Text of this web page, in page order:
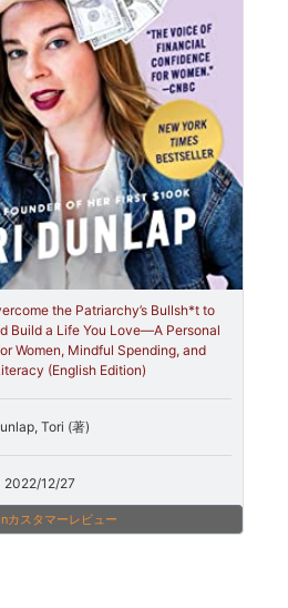
the Patriarchy’s Bullsh*t to
Build a Life You Love—A Personal
Women, Mindful Spending, and
(English Edition)
Tori (著)
2022/12/27
カスタマーレビュー